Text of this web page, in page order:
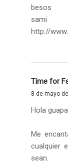
besos
sami
http://
Time for
8 de mayo
Hola
Me
cualquier
sean.